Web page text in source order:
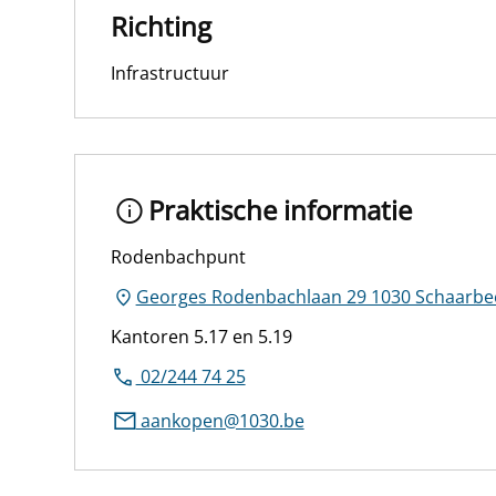
Richting
Infrastructuur
Praktische informatie
Rodenbachpunt
Georges Rodenbachlaan 29 1030
Kantoren 5.17 en 5.19
02/244 74 25
aankopen@1030.be